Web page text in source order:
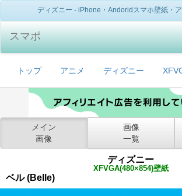
ディズニー - iPhone・Andoridスマホ壁紙・
スマポ
トップ アニメ ディズニー
メイン
画像
画像
一覧
ディズニー
XFVGA(480×854)壁紙
ベル (Belle)